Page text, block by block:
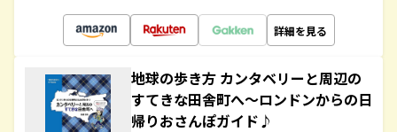
詳細を見る
地球の歩き方 カンタベリーと周辺の
すてきな田舎町へ～ロンドンからの日
帰りおさんぽガイド♪